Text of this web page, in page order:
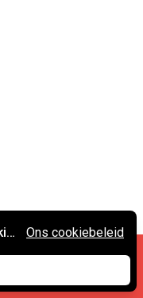
Contact
Deze website gebruikt cookies. Ons cookiebeleid